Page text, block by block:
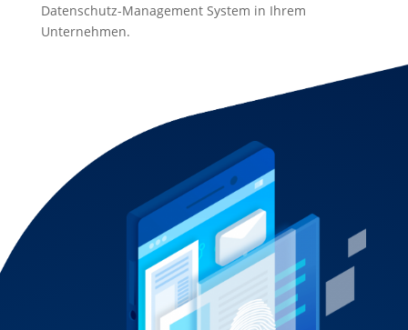
Datenschutz-Management System in Ihrem
Unternehmen.